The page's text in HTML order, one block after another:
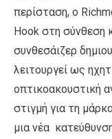
περίσταση, ο
Hook στη σύνθεση
συνθεσάιζερ
λειτουργεί ως
οπτικοακουστική
στιγμή για τη
μια νέα